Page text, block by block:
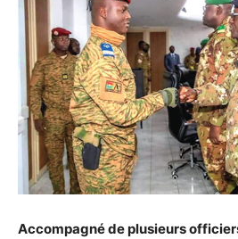
Accompagné de plusieurs